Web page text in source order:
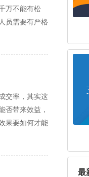
最
万不能有松
员需要有严格
交率，其实这
否带来效益，
果要如何才能